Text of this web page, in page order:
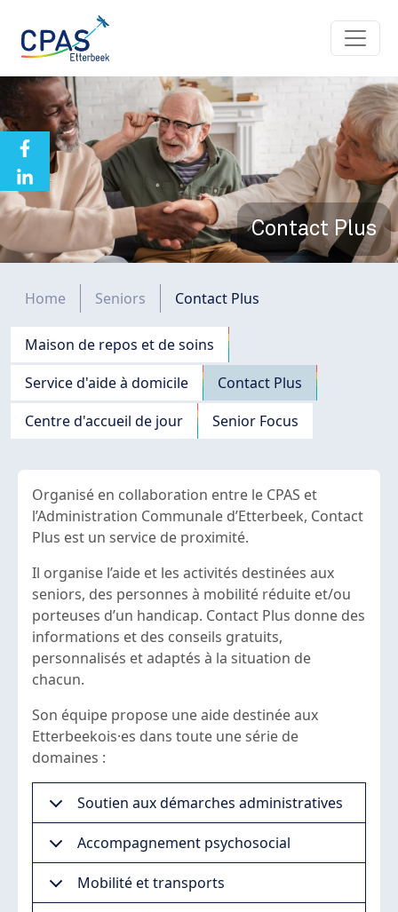
Contact Plus
Fil d'Ariane
Home Seniors Contact Plus
Navigation principale
Maison de repos et de soins
Service d'aide à domicile
Contact Plus
Centre d'accueil de jour
Senior Focus
Organisé en collaboration entre le CPAS et
l’Administration Communale d’Etterbeek, Contact
Plus est un service de proximité.
Il organise l’aide et les activités destinées aux
seniors, des personnes à mobilité réduite et/ou
porteuses d’un handicap. Contact Plus donne des
informations et des conseils gratuits,
personnalisés et adaptés à la situation de
chacun.
Son équipe propose une aide destinée aux
Etterbeekois·es dans toute une série de
domaines :
Soutien aux démarches administratives
Accompagnement psychosocial
Mobilité et transports